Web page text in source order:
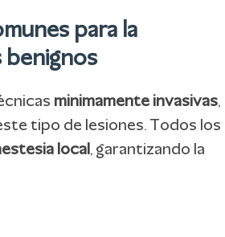
para la
benignos
minimamente invasivas,
tipo de lesiones. Todos los
local, garantizando la